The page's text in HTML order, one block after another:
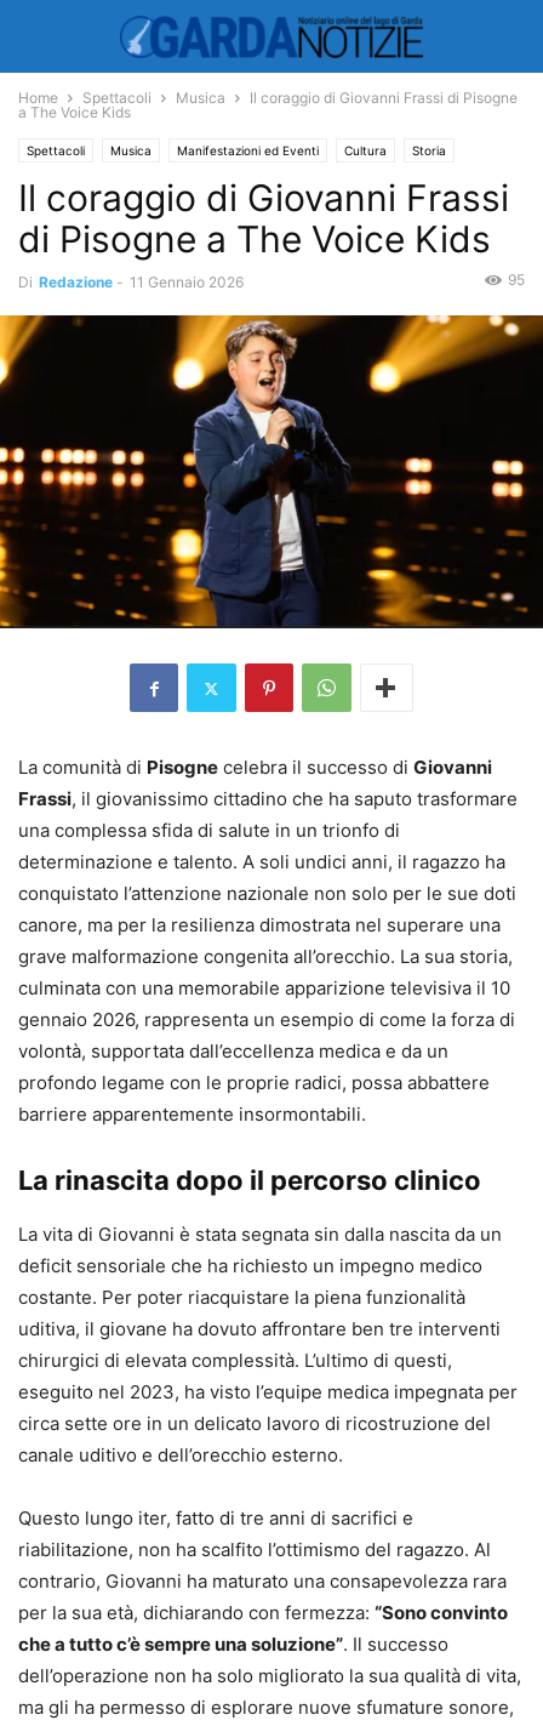
Home Spettacoli Musica
Il coraggio di Giovanni Frassi di Pisogne
a The Voice Kids
Spettacoli Musica Manifestazioni ed Eventi Cultura Storia
Il coraggio di Giovanni Frassi
di Pisogne a The Voice Kids
Di Redazione - 11 Gennaio 2026 95
La comunità di Pisogne celebra il successo di Giovanni
Frassi, il giovanissimo cittadino che ha saputo trasformare
una complessa sfida di salute in un trionfo di
determinazione e talento. A soli undici anni, il ragazzo ha
conquistato l’attenzione nazionale non solo per le sue doti
canore, ma per la resilienza dimostrata nel superare una
grave malformazione congenita all’orecchio. La sua storia,
culminata con una memorabile apparizione televisiva il 10
gennaio 2026, rappresenta un esempio di come la forza di
volontà, supportata dall’eccellenza medica e da un
profondo legame con le proprie radici, possa abbattere
barriere apparentemente insormontabili.
La rinascita dopo il percorso clinico
La vita di Giovanni è stata segnata sin dalla nascita da un
deficit sensoriale che ha richiesto un impegno medico
costante. Per poter riacquistare la piena funzionalità
uditiva, il giovane ha dovuto affrontare ben tre interventi
chirurgici di elevata complessità. L’ultimo di questi,
eseguito nel 2023, ha visto l’equipe medica impegnata per
circa sette ore in un delicato lavoro di ricostruzione del
canale uditivo e dell’orecchio esterno.
Questo lungo iter, fatto di tre anni di sacrifici e
riabilitazione, non ha scalfito l’ottimismo del ragazzo. Al
contrario, Giovanni ha maturato una consapevolezza rara
per la sua età, dichiarando con fermezza: “Sono convinto
che a tutto c’è sempre una soluzione”. Il successo
dell’operazione non ha solo migliorato la sua qualità di vita,
ma gli ha permesso di esplorare nuove sfumature sonore,